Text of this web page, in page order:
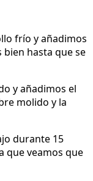
frío y añadimos
bien hasta que se
y añadimos el
molido y la
durante 15
que veamos que